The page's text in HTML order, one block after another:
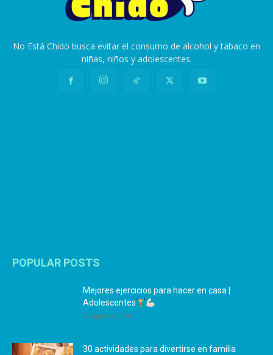
No Está Chido busca evitar el consumo de alcohol y tabaco en
niñas, niños y adolescentes.
POPULAR POSTS
Mejores ejercicios para hacer en casa |
Adolescentes
12 agosto, 2024
30 actividades para divertirse en familia